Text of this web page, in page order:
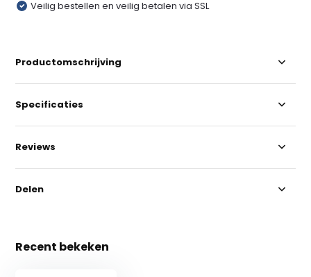
Veilig bestellen en veilig betalen via SSL
Productomschrijving
Specificaties
Reviews
Delen
Recent bekeken